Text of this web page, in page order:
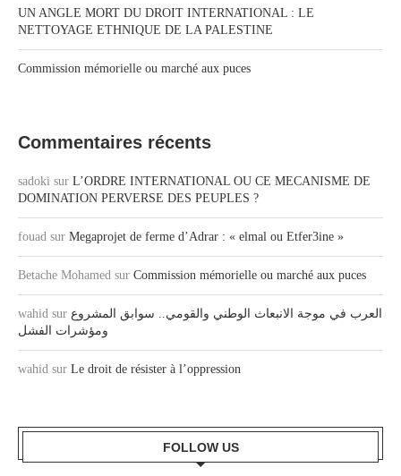
UN ANGLE MORT DU DROIT INTERNATIONAL : LE
NETTOYAGE ETHNIQUE DE LA PALESTINE
Commission mémorielle ou marché aux puces
Commentaires récents
sadoki sur L’ORDRE INTERNATIONAL OU CE MECANISME DE
DOMINATION PERVERSE DES PEUPLES ?
fouad sur Megaprojet de ferme d’Adrar : « elmal ou Etfer3ine »
Betache Mohamed sur Commission mémorielle ou marché aux puces
wahid sur العرب في موجة الانبعاث الوطني والقومي.. سوابق المشروع
ومؤشرات الفشل
wahid sur Le droit de résister à l’oppression
FOLLOW US